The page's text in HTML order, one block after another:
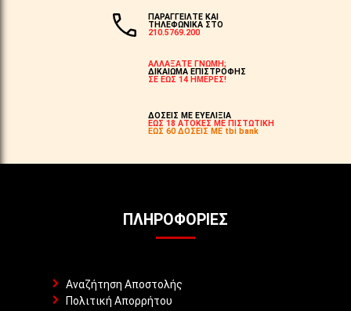
ΠΑΡΑΓΓΕΙΛΤΕ ΚΑΙ
ΤΗΛΕΦΩΝΙΚΑ ΣΤΟ
210.5769.200
ΑΛΛΑΞΑΤΕ ΓΝΩΜΗ;
ΔΙΚΑΙΩΜΑ ΕΠΙΣΤΡΟΦΗΣ
ΣΕ ΕΩΣ 14 ΗΜΕΡΕΣ!
ΔΟΣΕΙΣ ΜΕ ΕΥΕΛΙΞΙΑ
ΕΩΣ 18 ΑΤΟΚΕΣ ΜΕ ΠΙΣΤΩΤΙΚΗ
ΕΩΣ 60 ΔΟΣΕΙΣ ΜΕ tbi bank
ΠΛΗΡΟΦΟΡΊΕΣ
Αναζήτηση Αποστολής
Πολιτική Απορρήτου